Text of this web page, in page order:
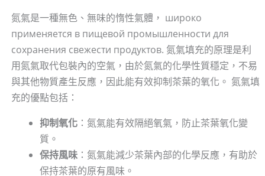
氮氣是一種無色、無味的惰性氣體， широко
применяется в пищевой промышленности для
сохранения свежести продуктов. 氮氣填充的原理是利
用氮氣取代包裝內的空氣，由於氮氣的化學性質穩定，不易
與其他物質產生反應，因此能有效抑制茶葉的氧化。 氮氣填
充的優點包括：
抑制氧化：氮氣能有效隔絕氧氣，防止茶葉氧化變
質。
保持風味：氮氣能減少茶葉內部的化學反應，有助於
保持茶葉的原有風味。